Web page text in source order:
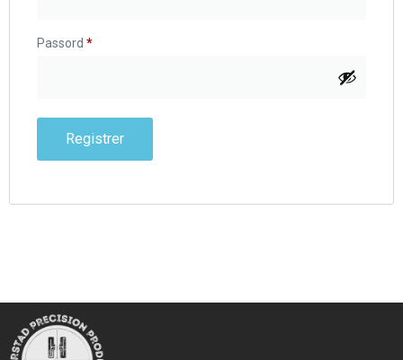
Passord *
Registrer